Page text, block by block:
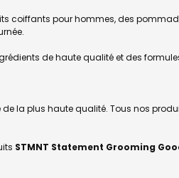
coiffants pour hommes, des
de haute qualité et des
la plus haute qualité. Tous nos
STMNT Statement Grooming